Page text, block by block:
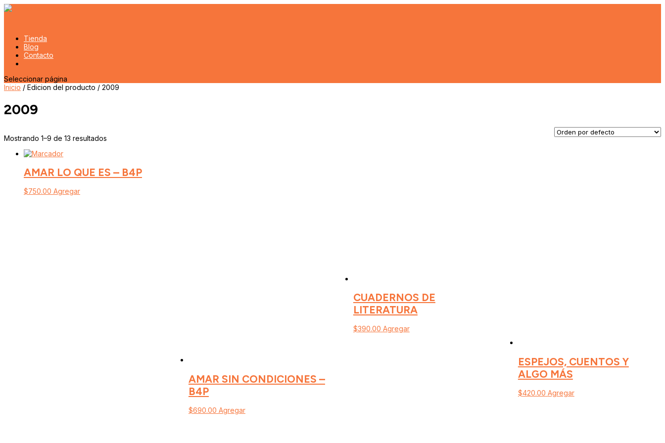
Tienda
Blog
Contacto
Seleccionar página
Inicio / Edicion del producto / 2009
2009
Mostrando 1–9 de 13 resultados
AMAR LO QUE ES – B4P
$750.00 Agregar
AMAR SIN CONDICIONES –
B4P
$690.00 Agregar
CUADERNOS DE
LITERATURA
$390.00 Agregar
ESPEJOS, CUENTOS Y
ALGO MÁS
$420.00 Agregar